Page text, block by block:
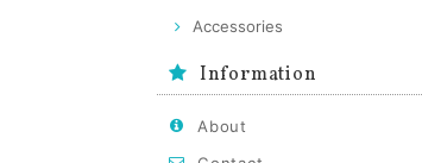
Accessories
Information
About